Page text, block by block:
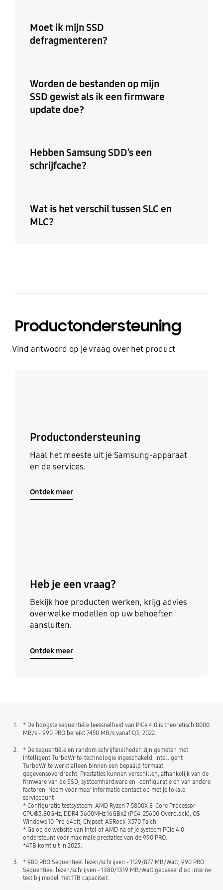
Moet ik mijn SSD
defragmenteren?
Worden de bestanden op mijn
SSD gewist als ik een firmware
update doe?
Hebben Samsung SDD’s een
schrijfcache?
Wat is het verschil tussen SLC en
MLC?
Productondersteuning
Vind antwoord op je vraag over het product
Productondersteuning
Haal het meeste uit je Samsung-apparaat
en de services.
Ontdek meer
Heb je een vraag?
Bekijk hoe producten werken, krijg advies
over welke modellen op uw behoeften
aansluiten.
Ontdek meer
1.
* De hoogste sequentiële leessnelheid van PICe 4.0 is theoretisch 8000
MB/s - 990 PRO bereikt 7450 MB/s vanaf Q3, 2022.
2.
* De sequentiële en random schrijfsnelheden zijn gemeten met
Intelligent TurboWrite-technologie ingeschakeld. Intelligent
TurboWrite werkt alleen binnen een bepaald formaat
gegevensoverdracht. Prestaties kunnen verschillen, afhankelijk van de
firmware van de SSD, systeemhardware en -configuratie en van andere
factoren. Neem voor meer informatie contact op met je lokale
servicepunt
* Configuratie testsysteem: AMD Ryzen 7 5800X 8-Core Processor
CPU@3.80GHz, DDR4 3600MHz 16GBx2 (PC4-25600 Overclock), OS-
Windows 10 Pro 64bit, Chipset-ASRock-X570 Taichi
* Ga op de website van Intel of AMD na of je systeem PCIe 4.0
ondersteunt voor maximale prestaties van de 990 PRO.
*4TB komt uit in 2023.
3.
* 980 PRO Sequentieel lezen/schrijven - 1129/877 MB/Watt, 990 PRO
Sequentieel lezen/schrijven - 1380/1319 MB/Watt gebaseerd op interne
test bij model met 1TB capaciteit.